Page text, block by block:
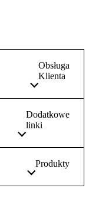
Obsługa
Klienta
Dodatkowe
linki
Produkty